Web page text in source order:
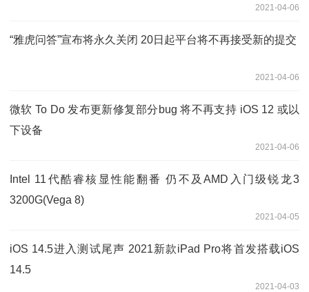
2021-04-06
“雅虎问答”宣布将永久关闭 20日起平台将不再接受新的提交
2021-04-06
微软 To Do 发布更新修复部分bug 将不再支持 iOS 12 或以
下设备
2021-04-06
Intel 11代酷睿核显性能翻番 仍不及AMD入门级锐龙3
3200G(Vega 8)
2021-04-05
iOS 14.5进入测试尾声 2021新款iPad Pro将首发搭载iOS
14.5
2021-04-03